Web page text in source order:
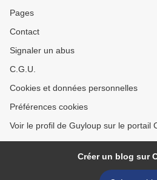
Pages
Contact
Signaler un abus
C.G.U.
Cookies et données personnelles
Préférences cookies
Voir le profil de Guyloup sur le portail
Créer un blog sur